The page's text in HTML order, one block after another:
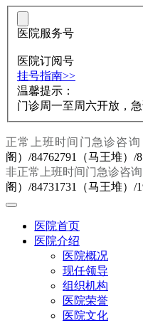
医院服务号
医院订阅号
挂号指南>>
温馨提示：
门诊周一至周六开放，
正常上班时间门急诊咨询
阁）/84762791（马王堆）/
非正常上班时间门急诊咨询
阁）/84731731（马王堆）/
医院首页
医院介绍
医院概况
现任领导
组织机构
医院荣誉
医院文化